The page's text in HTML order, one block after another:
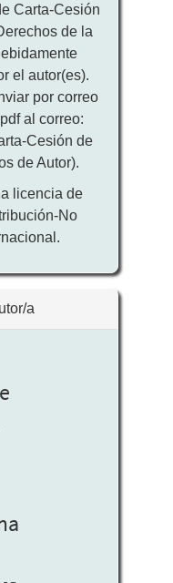
Carta-Cesión
de la
el autor(es).
por correo
al correo:
Cesión de
de Autor).
licencia de
No
a